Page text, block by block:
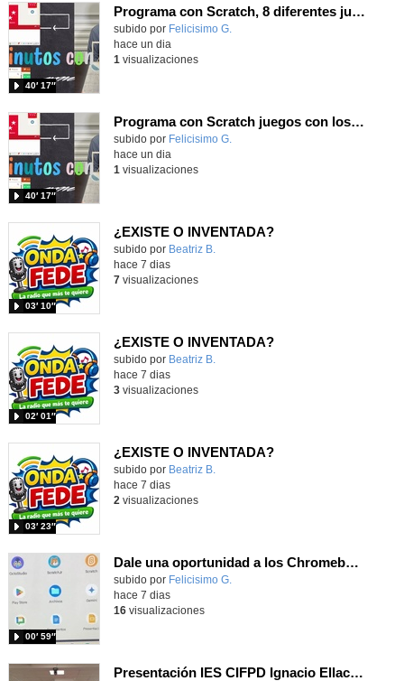
Programa con Scratch, 8 diferentes juegos para vivir la emoción de los partidos de España en el mundial 2026
Contenido educativo.
subido por Felicisimo G.
40′ 17″
hace un dia
1 visualizaciones
Programa con Scratch juegos con los partidos del mundial 2026 ganados por España
Contenido educativo.
subido por Felicisimo G.
40′ 17″
hace un dia
1 visualizaciones
¿EXISTE O INVENTADA?
Contenido educativo.
subido por Beatriz B.
03′ 10″
hace 7 dias
7visualizaciones
¿EXISTE O INVENTADA?
Contenido educativo.
subido por Beatriz B.
02′ 01″
hace 7 dias
3visualizaciones
¿EXISTE O INVENTADA?
Contenido educativo.
subido por Beatriz B.
03′ 23″
hace 7 dias
2 visualizaciones
Dale una oportunidad a los Chromebooks y utiliza un proyector para realizar talleres si no tienes pantallas táctiles
Contenido educativo.
subido por Felicisimo G.
00′ 59″
hace 7 dias
16visualizaciones
Presentación IES CIFPD Ignacio Ellacuría